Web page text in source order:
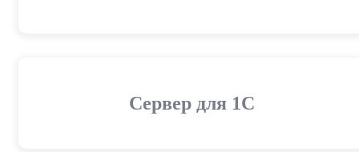
Cервер для 1С